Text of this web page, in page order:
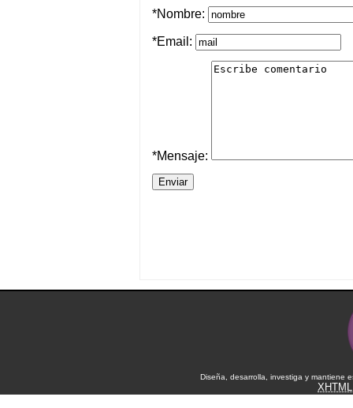
*Nombre:
*Email:
*Mensaje:
Diseña, desarrolla, investiga y mantiene
XHTML